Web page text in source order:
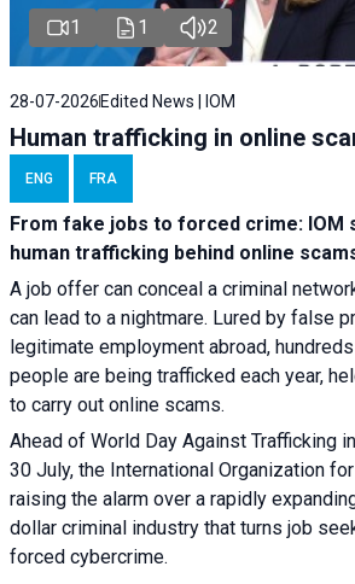
1 1 2
28-07-2026 Edited News | IOM
Human trafficking in online
ENG FRA
From fake jobs to forced crime: IOM
human trafficking behind online
A job offer can conceal a criminal
can lead to a nightmare. Lured by false
legitimate employment abroad,
people are being trafficked each year,
to carry out online scams.
Ahead of World Day Against Trafficking
30 July, the International Organization
raising the alarm over a rapidly
dollar criminal industry that turns job
forced cybercrime.